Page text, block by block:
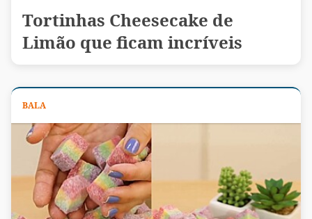
Tortinhas Cheesecake de
Limão que ficam incríveis
BALA